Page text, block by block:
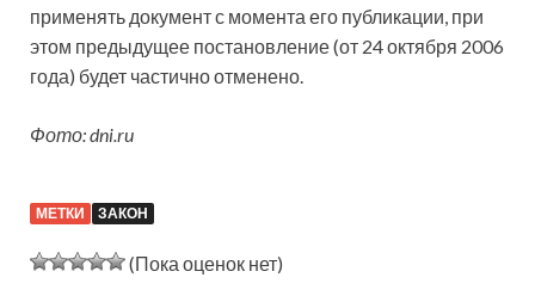
применять документ с момента его публикации, при
этом предыдущее постановление (от 24 октября 2006
года) будет частично отменено.
Фото: dni.ru
МЕТКИ ЗАКОН
(Пока оценок нет)